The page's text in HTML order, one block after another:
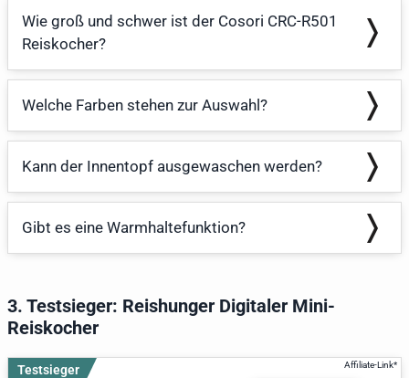
Wie groß und schwer ist der Cosori CRC-R501
Reiskocher?
Welche Farben stehen zur Auswahl?
Kann der Innentopf ausgewaschen werden?
Gibt es eine Warmhaltefunktion?
3. Testsieger: Reishunger Digitaler Mini-
Reiskocher
Testsieger